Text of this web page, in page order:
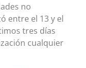
no
entre el 13 y el
tres días
cualquier